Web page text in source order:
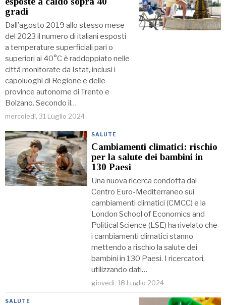
gradi
Dall’agosto 2019 allo stesso mese
del 2023 il numero di italiani esposti
a temperature superficiali pari o
superiori ai 40°C è raddoppiato nelle
città monitorate da Istat, inclusi i
capoluoghi di Regione e delle
province autonome di Trento e
Bolzano. Secondo il…
mercoledì, 31 Luglio 2024
SALUTE
Cambiamenti climatici: rischio
per la salute dei bambini in
130 Paesi
Una nuova ricerca condotta dal
Centro Euro-Mediterraneo sui
cambiamenti climatici (CMCC) e la
London School of Economics and
Political Science (LSE) ha rivelato che
i cambiamenti climatici stanno
mettendo a rischio la salute dei
bambini in 130 Paesi. I ricercatori,
utilizzando dati…
giovedì, 18 Luglio 2024
SALUTE